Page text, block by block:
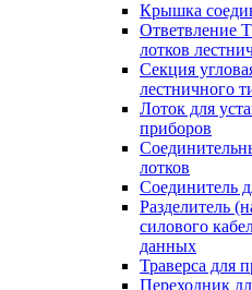
Крышка
Ответвление
лотков
Секция
лестничного
Лоток для
приборов
лотков
Соединитель
Разделитель
силового
данных
Траверса для
Переходник